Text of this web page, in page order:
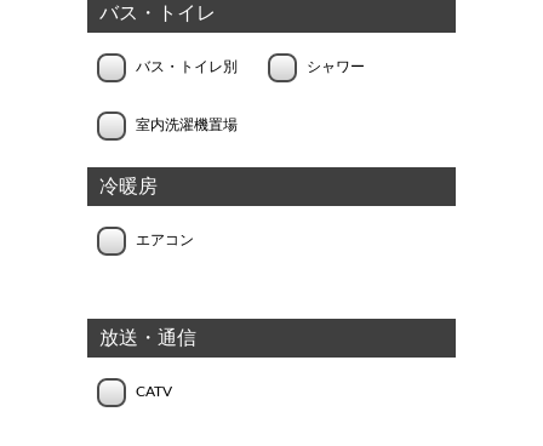
バス・トイレ
バス・トイレ別 シャワー
室内洗濯機置場
冷暖房
エアコン
放送・通信
CATV